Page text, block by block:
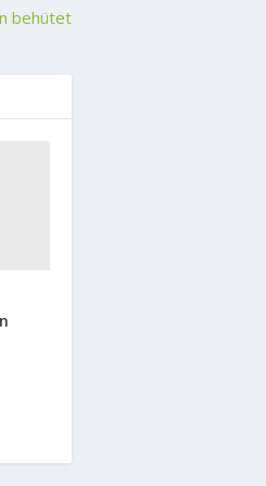
behütet